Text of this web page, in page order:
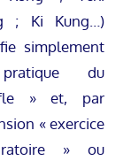
; Ki Kung…)
simplement
du
» et, par
« exercice
» ou